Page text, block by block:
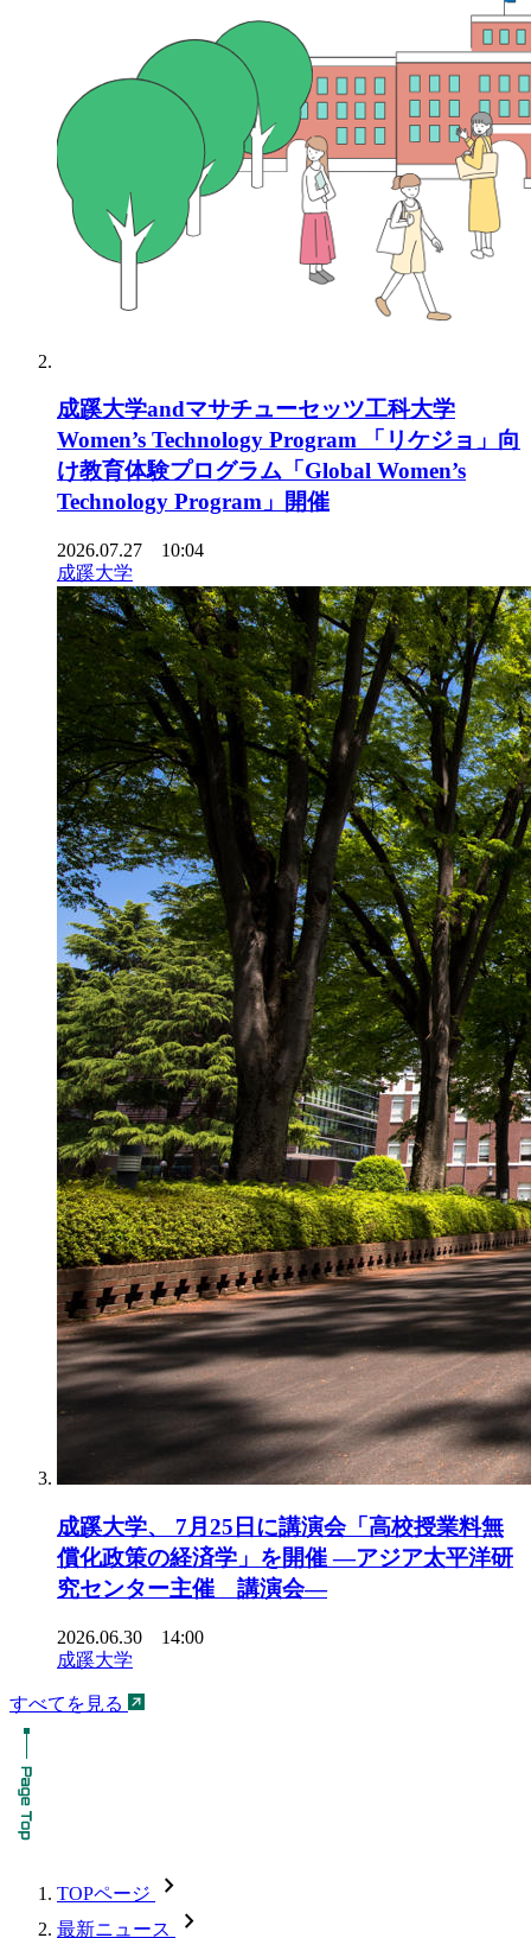
成蹊大学andマサチューセッツ工科大学
Women’s Technology Program 「リケジョ」向
け教育体験プログラム「Global Women’s
Technology Program」開催
2026.07.27 10:04
成蹊大学
成蹊大学、 7月25日に講演会「高校授業料無
償化政策の経済学」を開催 ―アジア太平洋研
究センター主催 講演会―
2026.06.30 14:00
成蹊大学
すべてを見る
TOPページ chevron_forward
最新ニュース chevron_forward